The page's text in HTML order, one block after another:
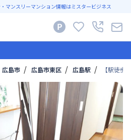
マンスリーマンション情報はミスタービジネス
広島市 広島市東区 広島駅 【駅徒